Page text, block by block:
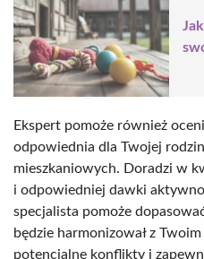
Ekspert pomoże również
odpowiednia dla Twojej
mieszkaniowych. Doradzi w
i odpowiedniej dawki
specjalista pomoże
będzie harmonizował z
potencjalne konflikty i